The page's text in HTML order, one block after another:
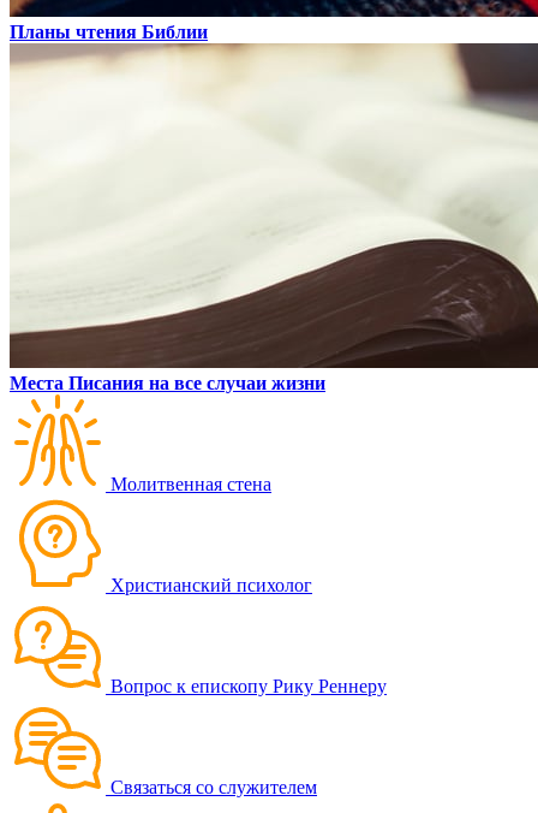
Планы чтения Библии
Места Писания на все случаи жизни
Молитвенная стена
Христианский психолог
Вопрос к епископу Рику Реннеру
Связаться со служителем